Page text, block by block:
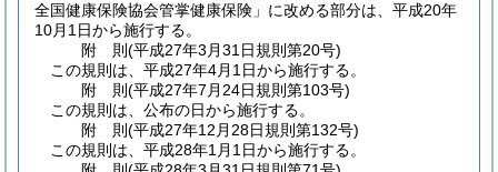
全国健康保険協会管掌健康保険」に改める部分は、平成20年
10月1日から施行する。
附 則(平成27年3月31日規則第20号)
この規則は、平成27年4月1日から施行する。
附 則(平成27年7月24日規則第103号)
この規則は、公布の日から施行する。
附 則(平成27年12月28日規則第132号)
この規則は、平成28年1月1日から施行する。